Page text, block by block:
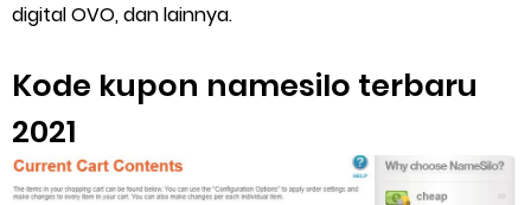
digital OVO, dan lainnya.
Kode kupon namesilo terbaru
2021